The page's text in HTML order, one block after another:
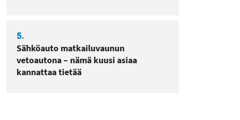
5.
Sähköauto matkailuvaunun
vetoautona – nämä kuusi asiaa
kannattaa tietää